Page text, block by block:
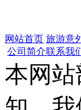
网站首页 旅游意
公司简介联系我
本网